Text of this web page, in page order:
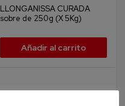
LLONGANISSA CURADA
sobre de 250g (X 5Kg)
Añadir al carrito